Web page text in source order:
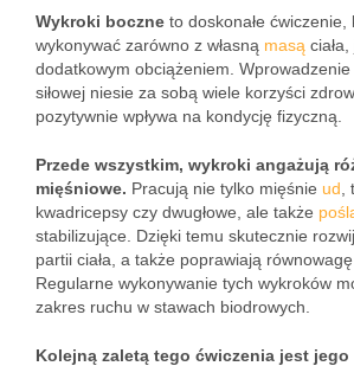
Wykroki boczne to doskonałe
wykonywać zarówno z własną masą
dodatkowym obciążeniem.
siłowej niesie za sobą wiele korzyści
pozytywnie wpływa na kondycję fizyczną.
Przede wszystkim, wykroki angażują
mięśniowe. Pracują nie tylko mięśnie ud
kwadricepsy czy dwugłowe, ale także
stabilizujące. Dzięki temu skutecznie
partii ciała, a także poprawiają
Regularne wykonywanie tych wykroków
zakres ruchu w stawach biodrowych.
Kolejną zaletą tego ćwiczenia jest jego